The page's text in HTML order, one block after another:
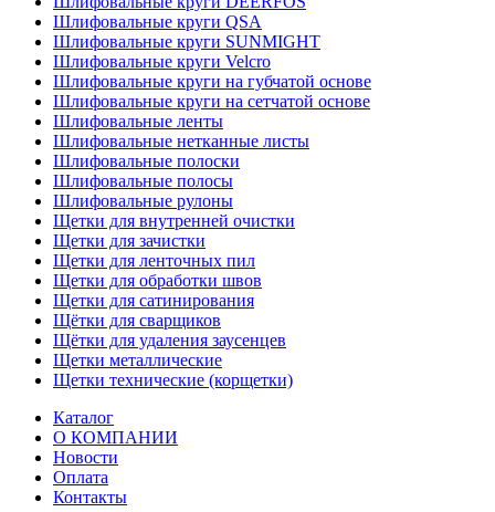
Шлифовальные круги QSA
Шлифовальные круги SUNMIGHT
Шлифовальные круги Velcro
Шлифовальные круги на губчатой основе
Шлифовальные круги на сетчатой основе
Шлифовальные ленты
Шлифовальные нетканные листы
Шлифовальные полоски
Шлифовальные полосы
Шлифовальные рулоны
Щетки для внутренней очистки
Щетки для зачистки
Щетки для ленточных пил
Щетки для обработки швов
Щетки для сатинирования
Щётки для сварщиков
Щётки для удаления заусенцев
Щетки металлические
Щетки технические (корщетки)
Каталог
О КОМПАНИИ
Новости
Оплата
Контакты